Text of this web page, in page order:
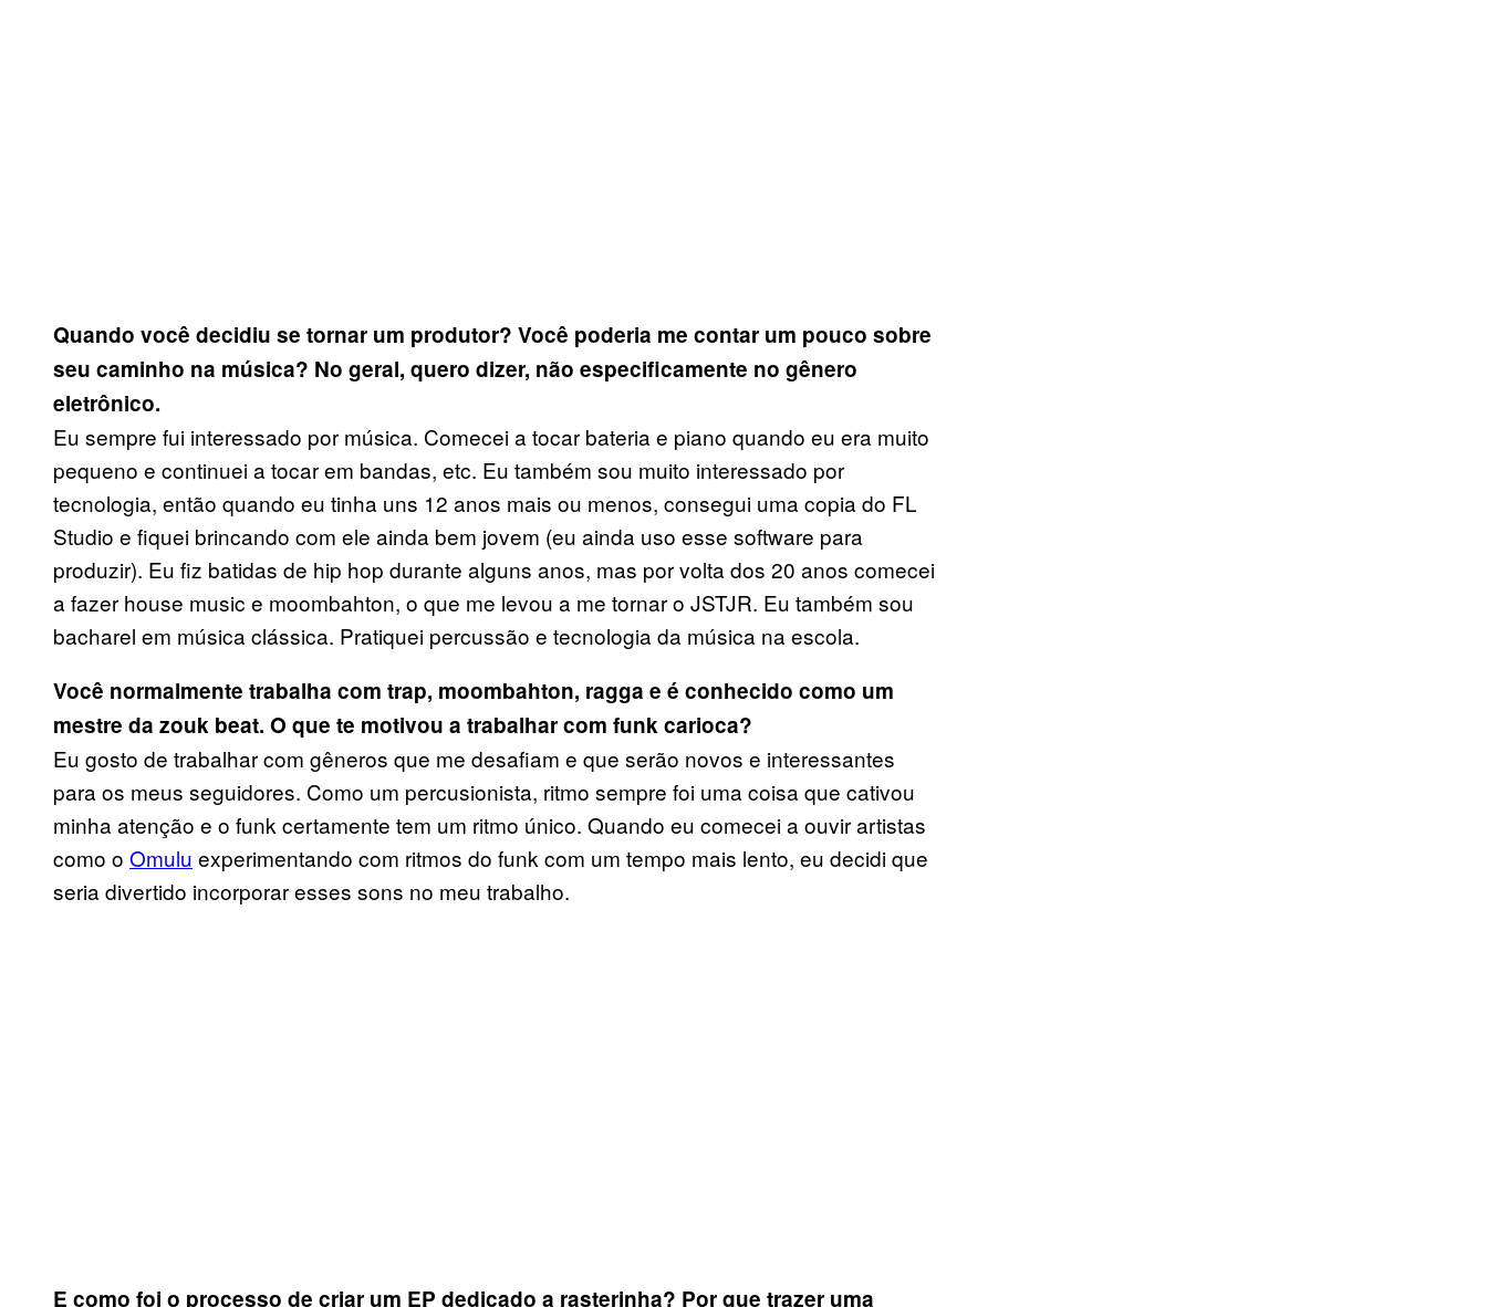
Quando você decidiu se tornar um produtor? Você poderia me contar um pouco sobre
seu caminho na música? No geral, quero dizer, não especificamente no gênero
eletrônico.
Eu sempre fui interessado por música. Comecei a tocar bateria e piano quando eu era muito
pequeno e continuei a tocar em bandas, etc. Eu também sou muito interessado por
tecnologia, então quando eu tinha uns 12 anos mais ou menos, consegui uma copia do FL
Studio e fiquei brincando com ele ainda bem jovem (eu ainda uso esse software para
produzir). Eu fiz batidas de hip hop durante alguns anos, mas por volta dos 20 anos comecei
a fazer house music e moombahton, o que me levou a me tornar o JSTJR. Eu também sou
bacharel em música clássica. Pratiquei percussão e tecnologia da música na escola.
Você normalmente trabalha com trap, moombahton, ragga e é conhecido como um
mestre da zouk beat. O que te motivou a trabalhar com funk carioca?
Eu gosto de trabalhar com gêneros que me desafiam e que serão novos e interessantes
para os meus seguidores. Como um percusionista, ritmo sempre foi uma coisa que cativou
minha atenção e o funk certamente tem um ritmo único. Quando eu comecei a ouvir artistas
como o Omulu experimentando com ritmos do funk com um tempo mais lento, eu decidi que
seria divertido incorporar esses sons no meu trabalho.
E como foi o processo de criar um EP dedicado a rasterinha? Por que trazer uma